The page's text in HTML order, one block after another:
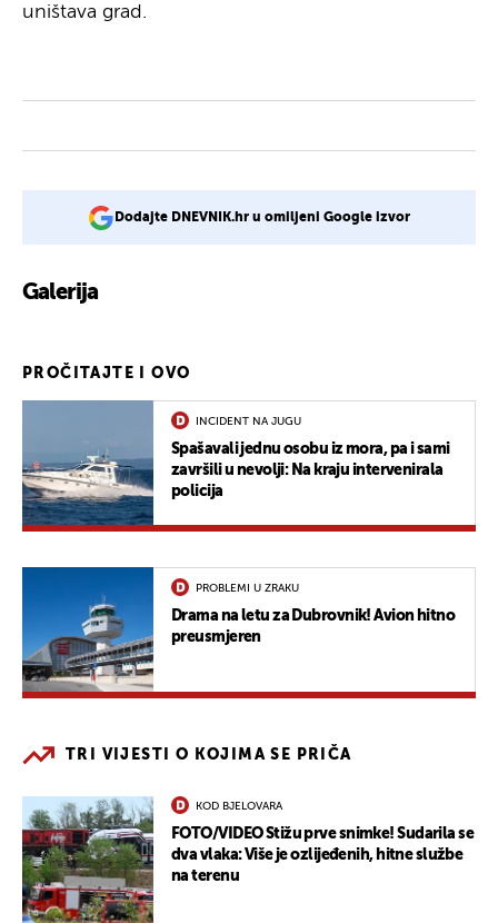
uništava grad.
Dodajte DNEVNIK.hr u omiljeni Google izvor
Galerija
PROČITAJTE I OVO
INCIDENT NA JUGU
Spašavali jednu osobu iz mora, pa i sami
završili u nevolji: Na kraju intervenirala
policija
PROBLEMI U ZRAKU
Drama na letu za Dubrovnik! Avion hitno
preusmjeren
TRI VIJESTI O KOJIMA SE PRIČA
KOD BJELOVARA
FOTO/VIDEO Stižu prve snimke! Sudarila se
dva vlaka: Više je ozlijeđenih, hitne službe
na terenu